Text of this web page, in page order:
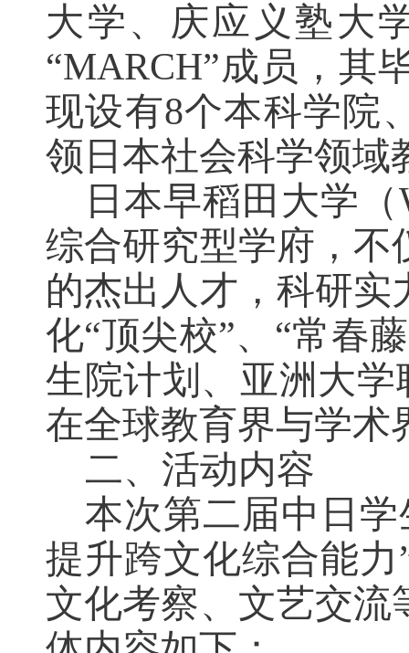
大学、庆应义塾大
“MARCH”成员，其
现设有8个本科学院
领日本社会科学领域
日本早稻田大学（
综合研究型学府，不
的杰出人才，科研
化“顶尖校”、 “常春藤
生院计划、亚洲大
在全球教育界与学术
二、活动内容
本次第二届中日
提升跨文化综合能力
文化考察、文艺交流